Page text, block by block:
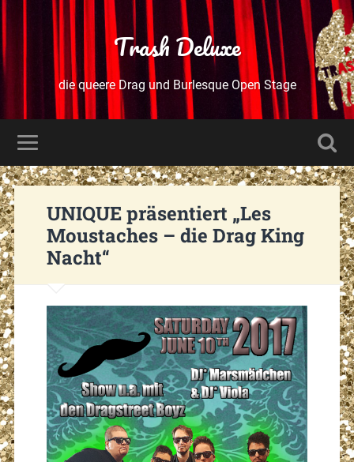
Trash Deluxe
die queere Drag und Burlesque Open Stage
UNIQUE präsentiert „Les
Moustaches – die Drag King
Nacht“